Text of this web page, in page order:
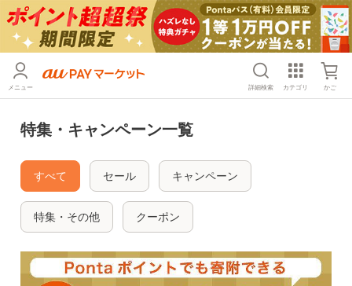
メニュー 詳細検索 カテゴリ かご
特集・キャンペーン一覧
すべて セール キャンペーン
特集・その他 クーポン